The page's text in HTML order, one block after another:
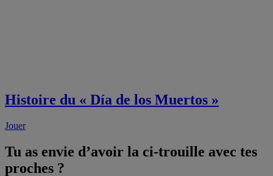
Histoire du « Día de los Muertos »
Jouer
Tu as envie d’avoir la ci-trouille avec tes
proches ?